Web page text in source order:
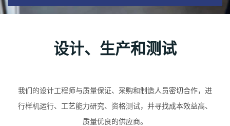
设计、生产和测试
我们的设计工程师与质量保证、采购和制造人员密切合作，进
行样机运行、工艺能力研究、资格测试，并寻找成本效益高、
质量优良的供应商。